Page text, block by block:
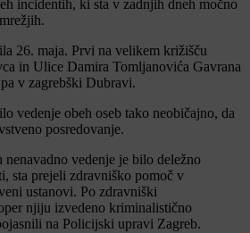
incidentih, ki sta v zadnjih dneh močno
26. maja. Prvi na velikem križišču
in Ulice Damira Tomljanovića Gavrana
v zagrebški Dubravi.
vedenje obeh oseb tako neobičajno, da
posredovanje.
nenavadno vedenje je bilo deležno
sta prejeli zdravniško pomoč v
ustanovi. Po zdravniški
njiju izvedeno kriminalistično
na Policijski upravi Zagreb.